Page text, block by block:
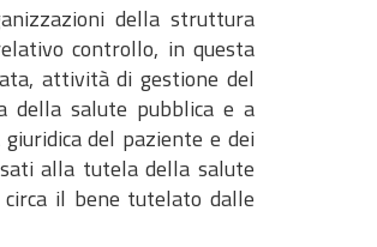
della struttura
controllo, in questa
attività di gestione del
della salute pubblica e a
del paziente e dei
alla tutela della salute
il bene tutelato dalle